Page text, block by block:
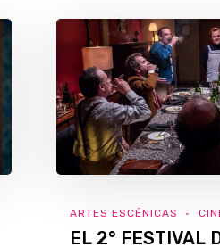
ARTES ESCÉNICAS
EL 2° FESTIVAL